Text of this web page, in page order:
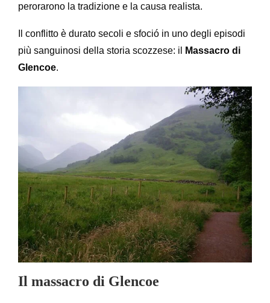
perorarono la tradizione e la causa realista.
Il conflitto è durato secoli e sfoció in uno degli episodi
più sanguinosi della storia scozzese: il
Massacro di
Glencoe.
Il massacro di Glencoe